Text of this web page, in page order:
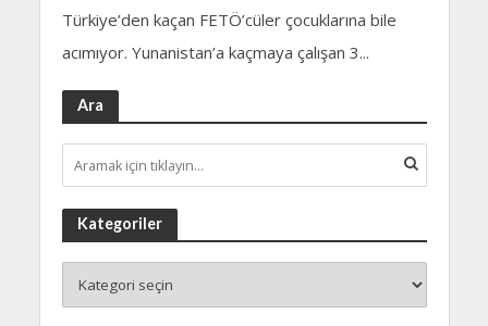
Türkiye’den kaçan FETÖ’cüler çocuklarına bile
acımıyor. Yunanistan’a kaçmaya çalışan 3...
Ara
Kategoriler